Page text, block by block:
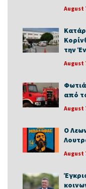
August
την
August
από
August
Ο
August